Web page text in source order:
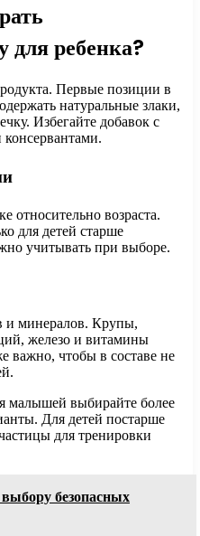
для ребенка?
Первые позиции в
натуральные злаки,
Избегайте добавок с
относительно возраста.
для детей старше
учитывать при выборе.
и минералов. Крупы,
железо и витамины
важно, чтобы в составе не
малышей выбирайте более
Для детей постарше
для тренировки
безопасных